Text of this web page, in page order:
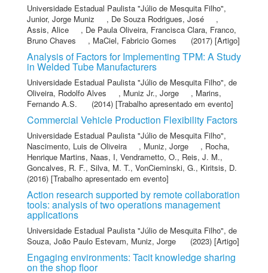
Universidade Estadual Paulista "Júlio de Mesquita Filho",
Junior, Jorge Muniz
, De Souza Rodrigues, José
,
Assis, Alice
, De Paula Oliveira, Francisca Clara, Franco,
Bruno Chaves
, MaCiel, Fabricio Gomes (2017) [Artigo]
Analysis of Factors for Implementing TPM: A Study
in Welded Tube Manufacturers
Universidade Estadual Paulista "Júlio de Mesquita Filho", de
Oliveira, Rodolfo Alves
, Muniz Jr., Jorge , Marins,
Fernando A.S.
(2014) [Trabalho apresentado em evento]
Commercial Vehicle Production Flexibility Factors
Universidade Estadual Paulista "Júlio de Mesquita Filho",
Nascimento, Luis de Oliveira
, Muniz, Jorge , Rocha,
Henrique Martins, Naas, I, Vendrametto, O., Reis, J. M.,
Goncalves, R. F., Silva, M. T., VonCieminski, G., Kiritsis, D.
(2016) [Trabalho apresentado em evento]
Action research supported by remote collaboration
tools: analysis of two operations management
applications
Universidade Estadual Paulista "Júlio de Mesquita Filho", de
Souza, João Paulo Estevam, Muniz, Jorge (2023) [Artigo]
Engaging environments: Tacit knowledge sharing
on the shop floor